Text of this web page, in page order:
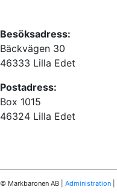
Besöksadress:
Bäckvägen 30
46333 Lilla Edet
Postadress:
Box 1015
46324 Lilla Edet
© Markbaronen AB Administration